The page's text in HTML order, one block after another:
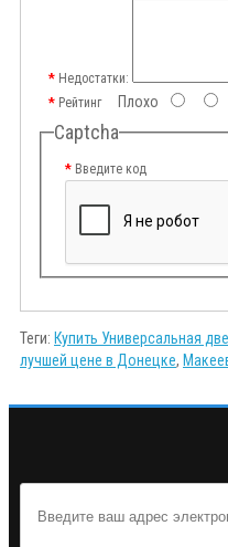
Недостатки:
РейтингПлохо
Captcha
Введите код
Теги: Купить Универсальная
лучшей цене в Донецке,